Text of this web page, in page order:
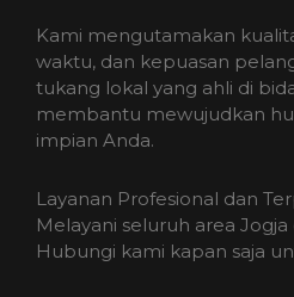
Kami mengutamakan
waktu, dan kepuasan
tukang lokal yang ahli di
membantu mewujudkan
impian Anda.
Layanan Profesional dan
Melayani seluruh area
Hubungi kami kapan saja